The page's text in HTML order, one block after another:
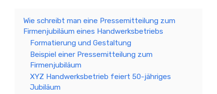
Wie schreibt man eine Pressemitteilung zum
Firmenjubiläum eines Handwerksbetriebs
Formatierung und Gestaltung
Beispiel einer Pressemitteilung zum
Firmenjubiläum
XYZ Handwerksbetrieb feiert 50-jähriges
Jubiläum